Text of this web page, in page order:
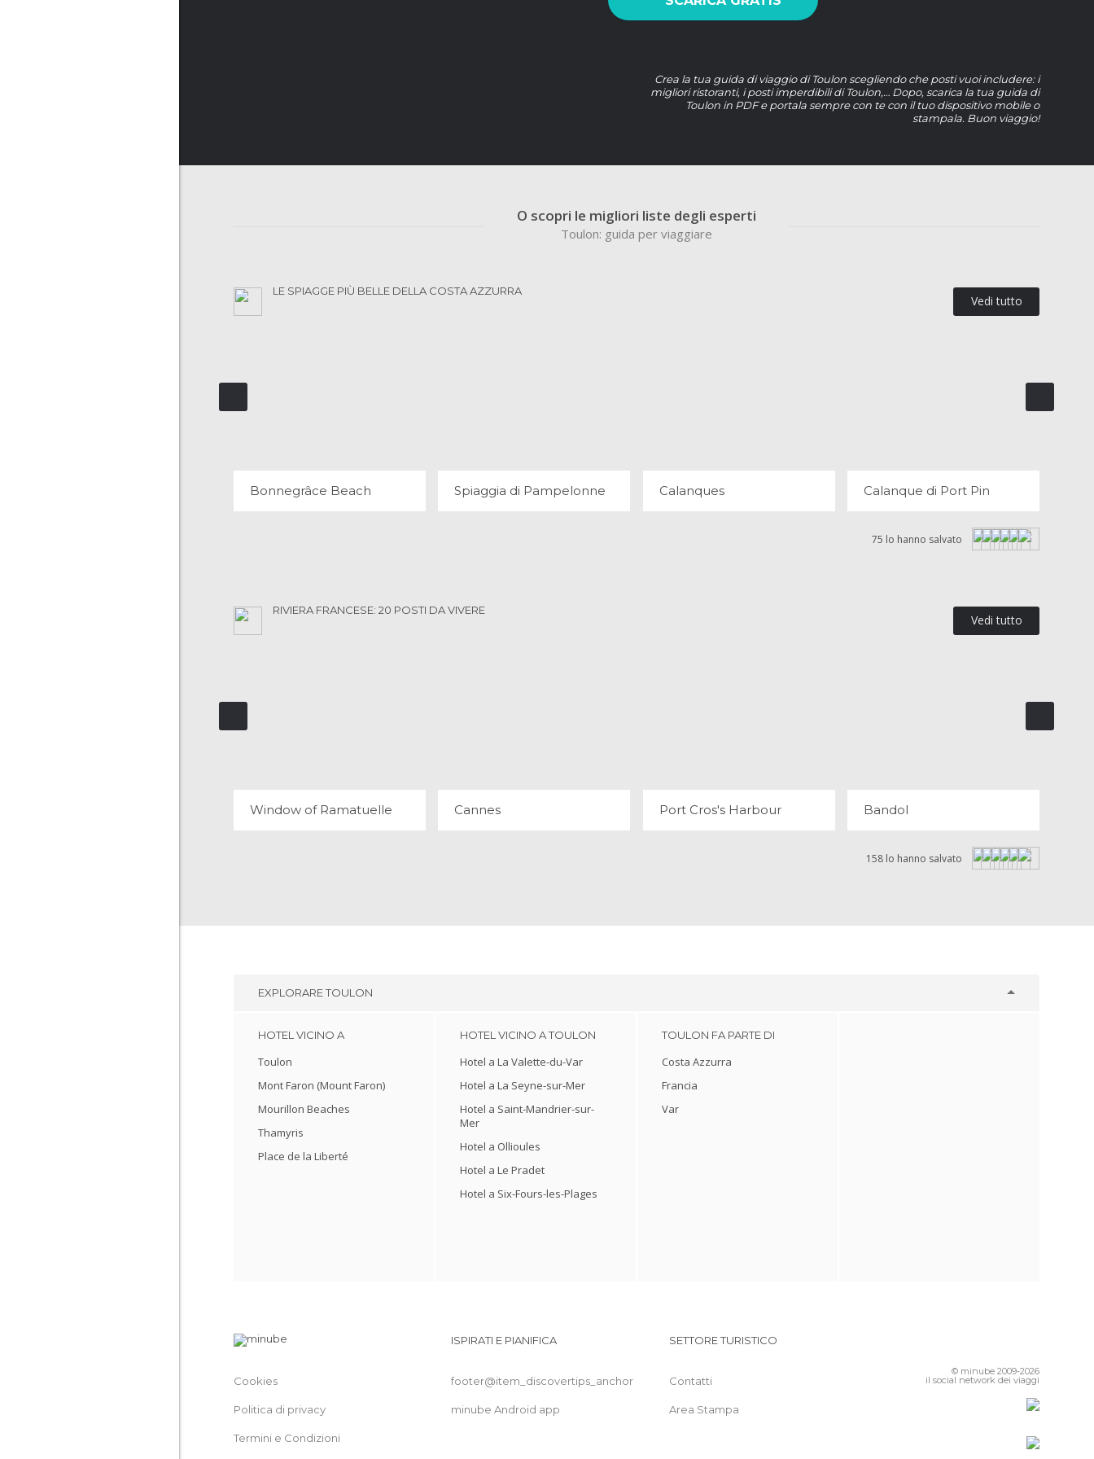
Crea la tua guida di viaggio di Toulon scegliendo che posti vuoi includere: i
migliori ristoranti, i posti imperdibili di Toulon,… Dopo, scarica la tua guida di
Toulon in PDF e portala sempre con te con il tuo dispositivo mobile o
stampala. Buon viaggio!
O scopri le migliori liste degli esperti
Toulon: guida per viaggiare
LE SPIAGGE PIÙ BELLE DELLA COSTA AZZURRA
Vedi tutto
Bonnegrâce Beach Spiaggia di Pampelonne Calanques Calanque di Port Pin
75 lo hanno salvato
RIVIERA FRANCESE: 20 POSTI DA VIVERE
Vedi tutto
Window of Ramatuelle Cannes Port Cros's Harbour Bandol
158 lo hanno salvato
EXPLORARETOULON
HOTEL VICINO A
Toulon
Mont Faron (Mount Faron)
Mourillon Beaches
Thamyris
Place de la Liberté
HOTEL VICINO A TOULON
Hotel a La Valette-du-Var
Hotel a La Seyne-sur-Mer
Hotel a Saint-Mandrier-sur-
Mer
Hotel a Ollioules
Hotel a Le Pradet
Hotel a Six-Fours-les-Plages
TOULON FA PARTE DI
Costa Azzurra
Francia
Var
Cookies
Politica di privacy
Termini e Condizioni
ISPIRATI E PIANIFICA
footer@item_discovertips_anchor
minube Android app
SETTORE TURISTICO
Contatti
Area Stampa
© minube 2009-2026
il social network dei viaggi